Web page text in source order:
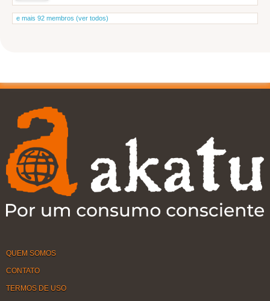
e mais 92 membros (ver todos)
QUEM SOMOS
CONTATO
TERMOS DE USO